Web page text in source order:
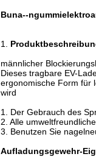
Buna--
1.
männlicher
Dieses tragbare EV-
ergonomische Form für
wird
1. Der Gebrauch des
2. Alle
3. Benutzen Sie
Aufladungsgewehr-